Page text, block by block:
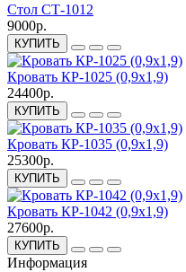
Стол СТ-1012
9000р.
КУПИТЬ
Кровать КР-1025 (0,9х1,9)
24400р.
КУПИТЬ
Кровать КР-1035 (0,9х1,9)
25300р.
КУПИТЬ
Кровать КР-1042 (0,9х1,9)
27600р.
КУПИТЬ
Информация